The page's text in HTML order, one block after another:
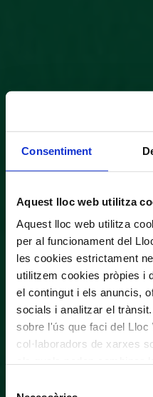
Consentiment
Aquest lloc web utilitza
Aquest lloc web utilitza
per al funcionament del
les cookies estrictament
utilitzem cookies pròpies i
el contingut i els anuncis,
socials i analitzar el
sobre l'ús que faci del Lloc
col·laboradors de xarxes